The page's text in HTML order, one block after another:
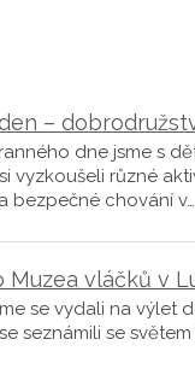
–
dne jsme s
vyzkoušeli různé
bezpečné chování v…
Muzea vláčků v
se vydali na výlet
seznámili se